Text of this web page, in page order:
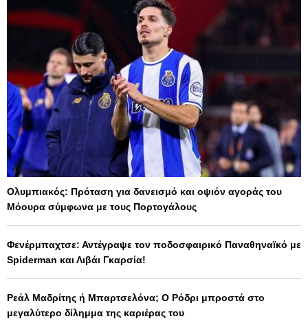
Ολυμπιακός: Πρόταση για δανεισμό και οψιόν αγοράς του
Μόουρα σύμφωνα με τους Πορτογάλους
Φενέρμπαχτσε: Αντέγραψε τον ποδοσφαιρικό Παναθηναϊκό με
Spiderman και Λιβάι Γκαρσία!
Ρεάλ Μαδρίτης ή Μπαρτσελόνα; Ο Ρόδρι μπροστά στο
μεγαλύτερο δίλημμα της καριέρας του